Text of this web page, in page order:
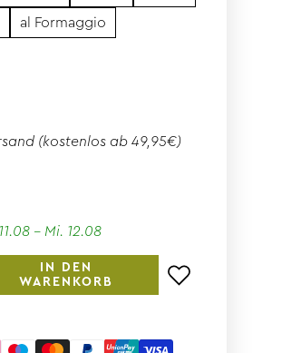
al Formaggio
(kostenlos ab 49,95€)
- Mi. 12.08
IN DEN
WARENKORB